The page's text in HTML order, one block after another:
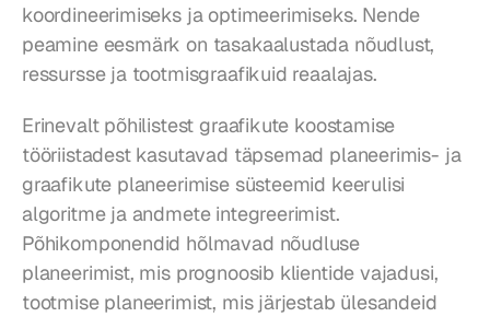
koordineerimiseks ja optimeerimiseks. Nende
peamine eesmärk on tasakaalustada nõudlust,
ressursse ja tootmisgraafikuid reaalajas.
Erinevalt põhilistest graafikute koostamise
tööriistadest kasutavad täpsemad planeerimis- ja
graafikute planeerimise süsteemid keerulisi
algoritme ja andmete integreerimist.
Põhikomponendid hõlmavad nõudluse
planeerimist, mis prognoosib klientide vajadusi,
tootmise planeerimist, mis järjestab ülesandeid